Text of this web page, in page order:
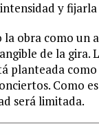
y
obra como un
de la gira.
planteada
Como
será limitada.